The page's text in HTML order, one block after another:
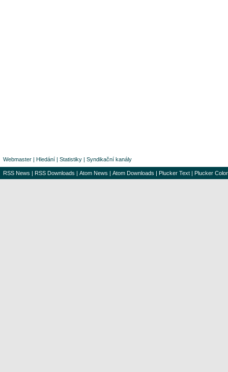
Webmaster | Hledání | Statistiky | Syndikační kanály
RSS News | RSS Downloads | Atom News | Atom Downloads | Plucker Text | Plucker Color